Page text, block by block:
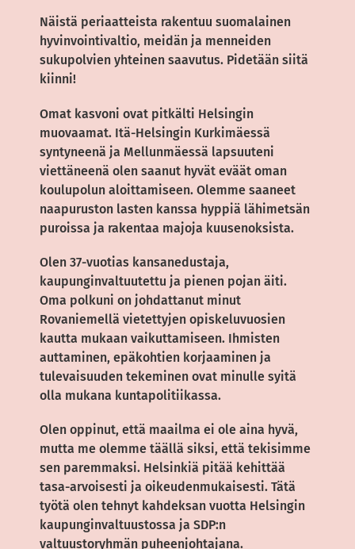
Näistä periaatteista rakentuu suomalainen
hyvinvointivaltio, meidän ja menneiden
sukupolvien yhteinen saavutus. Pidetään siitä
kiinni!
Omat kasvoni ovat pitkälti Helsingin
muovaamat. Itä-Helsingin Kurkimäessä
syntyneenä ja Mellunmäessä lapsuuteni
viettäneenä olen saanut hyvät eväät oman
koulupolun aloittamiseen. Olemme saaneet
naapuruston lasten kanssa hyppiä lähimetsän
puroissa ja rakentaa majoja kuusenoksista.
Olen 37-vuotias kansanedustaja,
kaupunginvaltuutettu ja pienen pojan äiti.
Oma polkuni on johdattanut minut
Rovaniemellä vietettyjen opiskeluvuosien
kautta mukaan vaikuttamiseen. Ihmisten
auttaminen, epäkohtien korjaaminen ja
tulevaisuuden tekeminen ovat minulle syitä
olla mukana kuntapolitiikassa.
Olen oppinut, että maailma ei ole aina hyvä,
mutta me olemme täällä siksi, että tekisimme
sen paremmaksi. Helsinkiä pitää kehittää
tasa-arvoisesti ja oikeudenmukaisesti. Tätä
työtä olen tehnyt kahdeksan vuotta Helsingin
kaupunginvaltuustossa ja SDP:n
valtuustoryhmän puheenjohtajana.